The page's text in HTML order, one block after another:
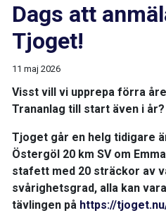
Dags att
Tjoget!
11 maj 2026
Visst vill vi upprepa förra
Trananlag till start även i år?
Tjoget går en helg tidigare
Östergöl 20 km SV om
stafett med 20 sträckor av
svårighetsgrad, alla kan
tävlingen på https://